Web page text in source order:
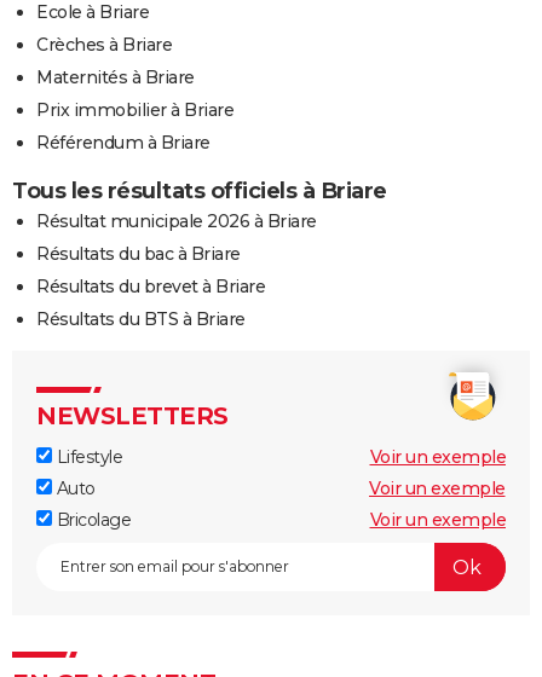
Ecole à Briare
Crèches à Briare
Maternités à Briare
Prix immobilier à Briare
Référendum à Briare
Tous les résultats officiels à Briare
Résultat municipale 2026 à Briare
Résultats du bac à Briare
Résultats du brevet à Briare
Résultats du BTS à Briare
NEWSLETTERS
Lifestyle
Voir un exemple
Auto
Voir un exemple
Bricolage
Voir un exemple